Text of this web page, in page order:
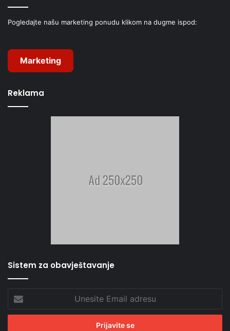
Pogledajte našu marketing ponudu klikom na dugme ispod:
Marketing
Reklama
Sistem za obavještavanje
Email
adresu